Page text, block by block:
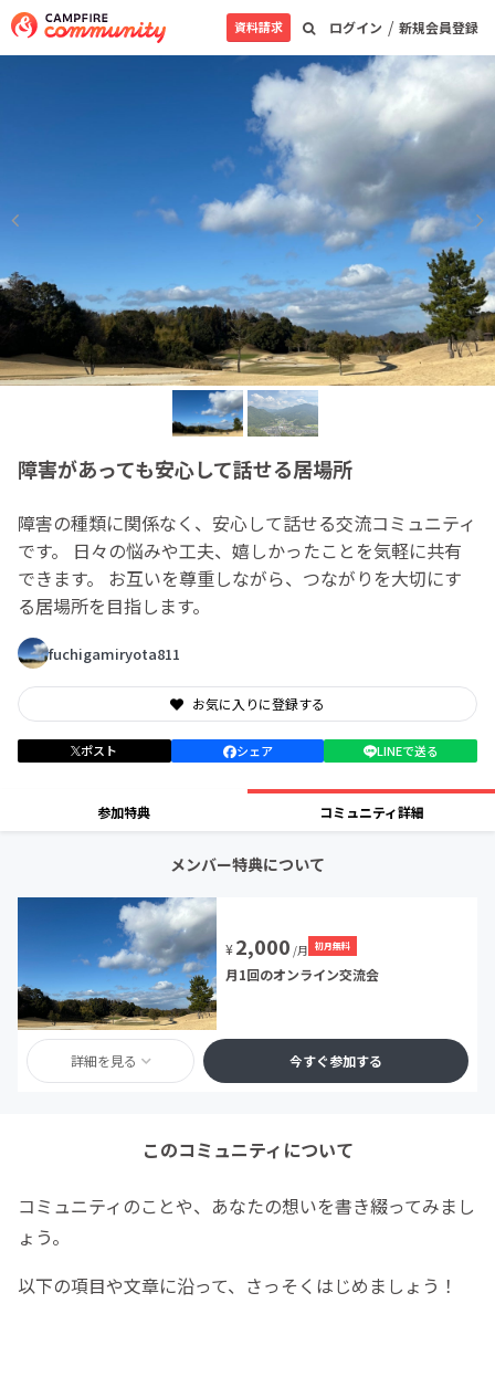
ログイン / 新規会員登録
資料請求
障害があっても安心して話せる居場所
障害の種類に関係なく、安心して話せる交流コミュニティ
です。 日々の悩みや工夫、嬉しかったことを気軽に共有
できます。 お互いを尊重しながら、つながりを大切にす
る居場所を目指します。
fuchigamiryota811
お気に入りに登録する
ポスト シェア LINEで送る
参加特典 コミュニティ詳細
メンバー特典について
¥2,000 /月 初月無料
月1回のオンライン交流会
詳細を見る 今すぐ参加する
このコミュニティについて
コミュニティのことや、あなたの想いを書き綴ってみまし
ょう。
以下の項目や文章に沿って、さっそくはじめましょう！